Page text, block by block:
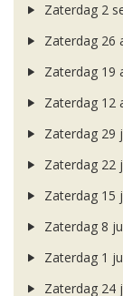
Zaterdag 2
Zaterdag 26
Zaterdag 19
Zaterdag 12
Zaterdag 29
Zaterdag 22
Zaterdag 15
Zaterdag 8
Zaterdag 1
Zaterdag 24